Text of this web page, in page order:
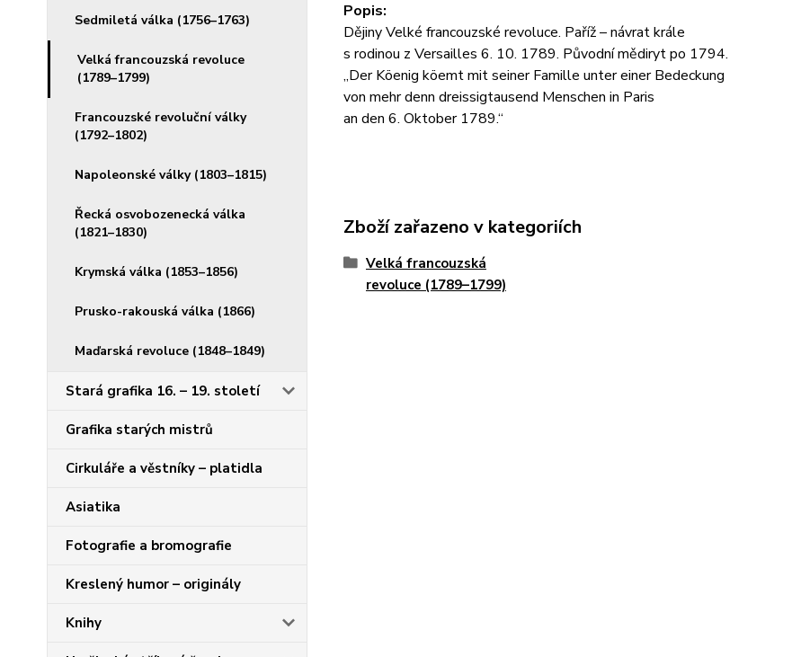
Sedmiletá válka (1756–1763)
Velká francouzská revoluce
(1789–1799)
Francouzské revoluční války
(1792–1802)
Napoleonské války (1803–1815)
Řecká osvobozenecká válka
(1821–1830)
Krymská válka (1853–1856)
Prusko-rakouská válka (1866)
Maďarská revoluce (1848–1849)
Stará grafika 16. – 19. století
Grafika starých mistrů
Cirkuláře a věstníky – platidla
Asiatika
Fotografie a bromografie
Kreslený humor – originály
Knihy
Popis:
Dějiny Velké francouzské revoluce. Paříž – návrat krále
s rodinou z Versailles 6. 10. 1789. Původní mědiryt po 1794.
„Der Köenig köemt mit seiner Famille unter einer Bedeckung
von mehr denn dreissigtausend Menschen in Paris
an den 6. Oktober 1789.“
Zboží zařazeno v kategoriích
Velká francouzská
revoluce (1789–1799)